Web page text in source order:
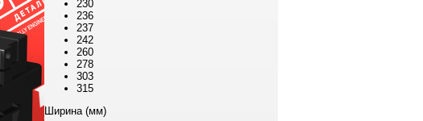
230
236
237
242
260
278
303
315
Ширина (мм)